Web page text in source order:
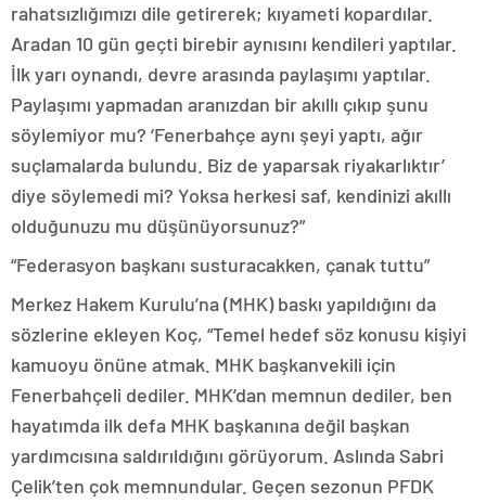
rahatsızlığımızı dile getirerek; kıyameti kopardılar.
Aradan 10 gün geçti birebir aynısını kendileri yaptılar.
İlk yarı oynandı, devre arasında paylaşımı yaptılar.
Paylaşımı yapmadan aranızdan bir akıllı çıkıp şunu
söylemiyor mu? ‘Fenerbahçe aynı şeyi yaptı, ağır
suçlamalarda bulundu. Biz de yaparsak riyakarlıktır’
diye söylemedi mi? Yoksa herkesi saf, kendinizi akıllı
olduğunuzu mu düşünüyorsunuz?”
“Federasyon başkanı susturacakken, çanak tuttu”
Merkez Hakem Kurulu’na (MHK) baskı yapıldığını da
sözlerine ekleyen Koç, “Temel hedef söz konusu kişiyi
kamuoyu önüne atmak. MHK başkanvekili için
Fenerbahçeli dediler. MHK’dan memnun dediler, ben
hayatımda ilk defa MHK başkanına değil başkan
yardımcısına saldırıldığını görüyorum. Aslında Sabri
Çelik’ten çok memnundular. Geçen sezonun PFDK